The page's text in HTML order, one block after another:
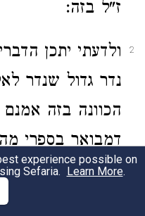
ז"ל בזה:
2
ולדעתי יתכן
נדר גדול שנדר
הכוונה בזה
דמבואר בספרי
לשבועה כנודר
כנשבע במלך
experience possible on
Sefaria. Learn More.